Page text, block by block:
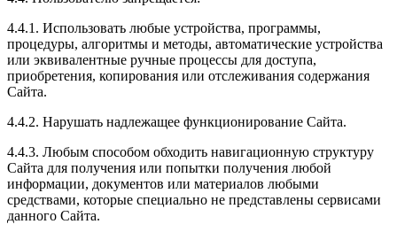
4.4.1. Использовать любые устройства, программы,
процедуры, алгоритмы и методы, автоматические устройства
или эквивалентные ручные процессы для доступа,
приобретения, копирования или отслеживания содержания
Сайта.
4.4.2. Нарушать надлежащее функционирование Сайта.
4.4.3. Любым способом обходить навигационную структуру
Сайта для получения или попытки получения любой
информации, документов или материалов любыми
средствами, которые специально не представлены сервисами
данного Сайта.